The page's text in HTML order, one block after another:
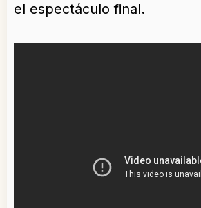
el espectáculo final.